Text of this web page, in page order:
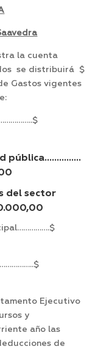
la cuenta
se distribuirá $
Gastos vigentes
pública……………
del sector
Ejecutivo
y
año las
de